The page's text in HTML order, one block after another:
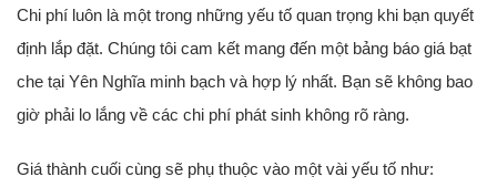
Chi phí luôn là một trong những yếu tố quan trọng khi bạn quyết
định lắp đặt. Chúng tôi cam kết mang đến một bảng báo giá bạt
che tại Yên Nghĩa minh bạch và hợp lý nhất. Bạn sẽ không bao
giờ phải lo lắng về các chi phí phát sinh không rõ ràng.
Giá thành cuối cùng sẽ phụ thuộc vào một vài yếu tố như: